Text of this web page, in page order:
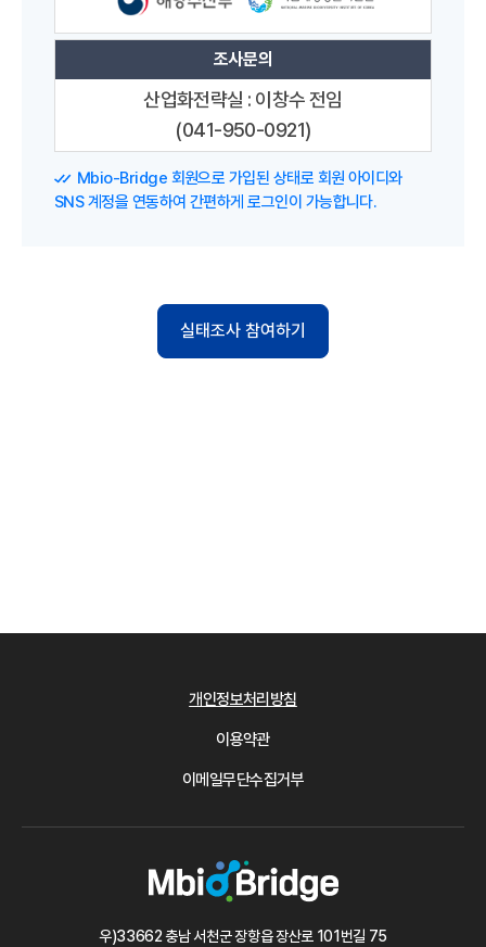
조사문의
산업화전략실 : 이창수 전임
(041-950-0921)
Mbio-Bridge 회원으로 가입된 상태로 회원 아이디와
SNS 계정을 연동하여 간편하게 로그인이 가능합니다.
실태조사 참여하기
개인정보처리방침
이용약관
이메일무단수집거부
우)33662 충남 서천군 장항읍 장산로 101번길 75